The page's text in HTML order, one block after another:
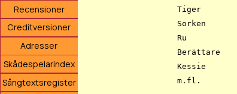
Recensioner
Creditversioner
Adresser
Skådespelarindex
Sångtextsregister
Tiger		Tomas Hellberg
Sorken		Hans Lindgren
Ru		Kalle Lundberg
Berättare	Ingemar Carlehed
Kessie		Jenny Wåhlander
m.fl.